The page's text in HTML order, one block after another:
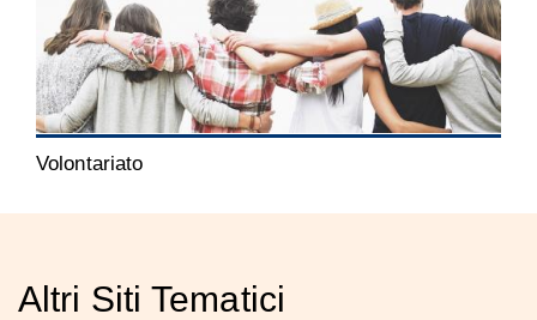
Volontariato
Altri Siti Tematici